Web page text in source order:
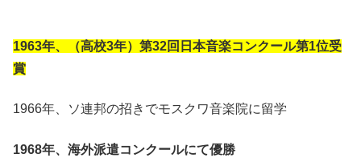
1963年、（高校3年）第32回日本音楽コンクール第1位受
賞
1966年、ソ連邦の招きでモスクワ音楽院に留学
1968年、海外派遣コンクールにて優勝